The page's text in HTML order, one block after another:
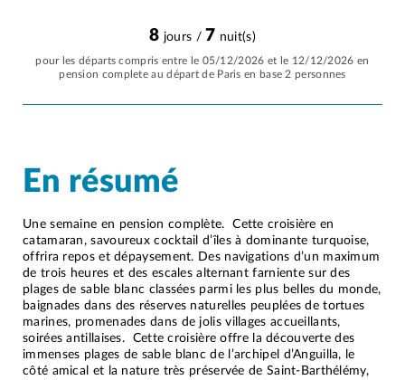
8 jours / 7 nuit(s)
pour les départs compris entre le 05/12/2026 et le 12/12/2026 en
pension complete au départ de Paris en base 2 personnes
En résumé
Une semaine en pension complète. Cette croisière en
catamaran, savoureux cocktail d’îles à dominante turquoise,
offrira repos et dépaysement. Des navigations d’un maximum
de trois heures et des escales alternant farniente sur des
plages de sable blanc classées parmi les plus belles du monde,
baignades dans des réserves naturelles peuplées de tortues
marines, promenades dans de jolis villages accueillants,
soirées antillaises. Cette croisière offre la découverte des
immenses plages de sable blanc de l’archipel d’Anguilla, le
côté amical et la nature très préservée de Saint-Barthélémy,